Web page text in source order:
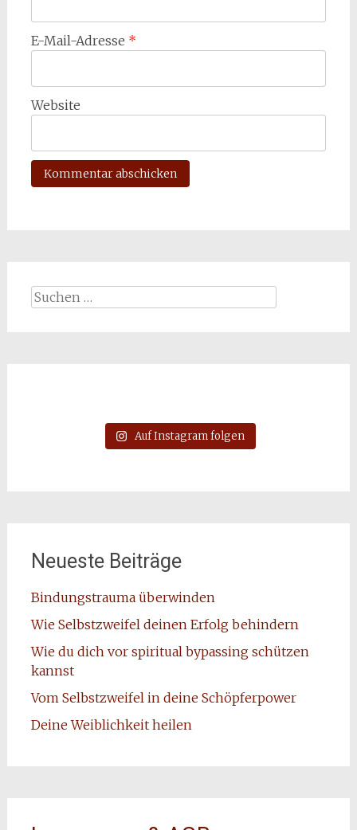
E-Mail-Adresse *
Website
Suchen
Auf Instagram folgen
Neueste Beiträge
Bindungstrauma überwinden
Wie Selbstzweifel deinen Erfolg behindern
Wie du dich vor spiritual bypassing schützen
kannst
Vom Selbstzweifel in deine Schöpferpower
Deine Weiblichkeit heilen